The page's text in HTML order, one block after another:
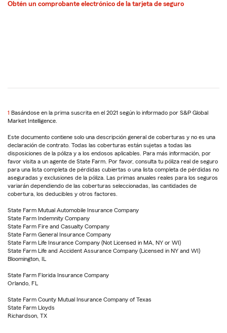
Obtén un comprobante electrónico de la tarjeta de seguro
1 Return
to
Basándose en la prima suscrita en el 2021 según lo informado por S&P Global
Market Intelligence.
Este documento contiene solo una descripción general de coberturas y no es una
declaración de contrato. Todas las coberturas están sujetas a todas las
disposiciones de la póliza y a los endosos aplicables. Para más información, por
favor visita a un agente de State Farm. Por favor, consulta tu póliza real de seguro
para una lista completa de pérdidas cubiertas o una lista completa de pérdidas no
aseguradas y exclusiones de la póliza. Las primas anuales reales para los seguros
variarán dependiendo de las coberturas seleccionadas, las cantidades de
cobertura, los deducibles y otros factores.
State Farm Mutual Automobile Insurance Company
State Farm Indemnity Company
State Farm Fire and Casualty Company
State Farm General Insurance Company
State Farm Life Insurance Company (Not Licensed in MA, NY or WI)
State Farm Life and Accident Assurance Company (Licensed in NY and WI)
Bloomington, IL
State Farm Florida Insurance Company
Orlando, FL
State Farm County Mutual Insurance Company of Texas
State Farm Lloyds
Richardson, TX